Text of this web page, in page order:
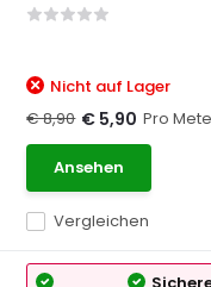
Vergleichen
Nicht auf Lager
€ 8,90 € 5,90 Pro
Ansehen